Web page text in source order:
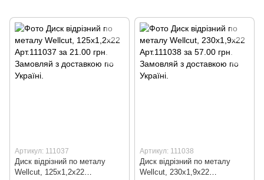
Артикул: 111037
Диск відрізний по металу
Wellcut, 125x1,2x22
Артикул: 111038
Диск відрізний по металу
Wellcut, 230x1,9x22